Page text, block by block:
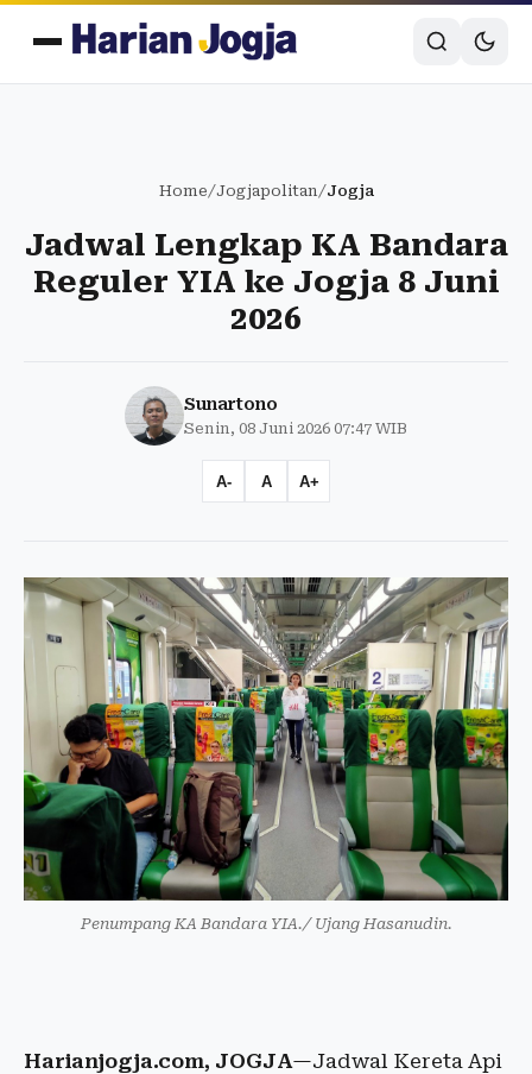
Home/Jogjapolitan/Jogja
Jadwal Lengkap KA Bandara
Reguler YIA ke Jogja 8 Juni
2026
Sunartono
Senin, 08 Juni 2026 07:47 WIB
A- A A+
Penumpang KA Bandara YIA./ Ujang Hasanudin.
Harianjogja.com, JOGJA—Jadwal Kereta Api